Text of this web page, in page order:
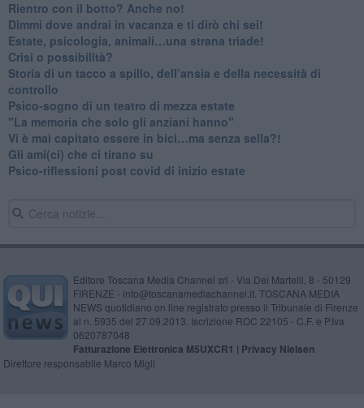
​Rientro con il botto? Anche no!
Dimmi dove andrai in vacanza e ti dirò chi sei!
​Estate, psicologia, animali…una strana triade!
​Crisi o possibilità?
​Storia di un tacco a spillo, dell’ansia e della necessità di
controllo
​Psico-sogno di un teatro di mezza estate
"La memoria che solo gli anziani hanno"
​Vi è mai capitato essere in bici…ma senza sella?!
​Gli ami(ci) che ci tirano su
Psico-riflessioni post covid di inizio estate
Editore Toscana Media Channel srl - Via Dei Martelli, 8 - 50129
FIRENZE - info@toscanamediachannel.it. TOSCANA MEDIA
NEWS quotidiano on line registrato presso il Tribunale di Firenze
al n. 5935 del 27.09.2013. Iscrizione ROC 22105 - C.F. e P.Iva
0620787048
Fatturazione Elettronica M5UXCR1 | Privacy Nielsen
Direttore responsabile Marco Migli